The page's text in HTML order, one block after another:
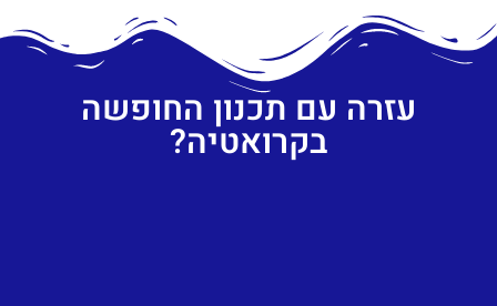
עזרה עם תכנון החופשה
בקרואטיה?